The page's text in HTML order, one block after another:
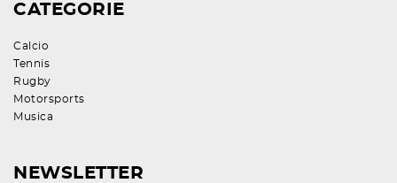
CATEGORIE
Calcio
Tennis
Rugby
Motorsports
Musica
NEWSLETTER